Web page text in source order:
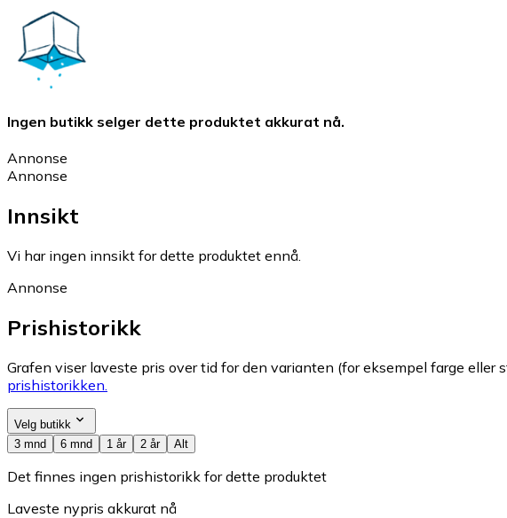
Ingen butikk selger dette produktet akkurat nå.
Annonse
Annonse
Innsikt
Vi har ingen innsikt for dette produktet ennå.
Annonse
Prishistorikk
Grafen viser laveste pris over tid for den varianten (for eksempel farge
prishistorikken.
Velg butikk
3 mnd
6 mnd 1 år 2 år Alt
Det finnes ingen prishistorikk for dette produktet
Laveste nypris akkurat nå